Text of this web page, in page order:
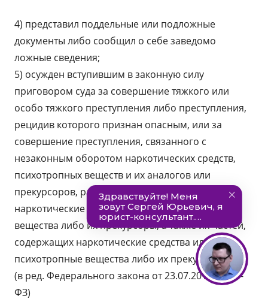
4) представил поддельные или подложные
документы либо сообщил о себе заведомо
ложные сведения;
5) осужден вступившим в законную силу
приговором суда за совершение тяжкого или
особо тяжкого преступления либо преступления,
рецидив которого признан опасным, или за
совершение преступления, связанного с
незаконным оборотом наркотических средств,
психотропных веществ и их аналогов или
прекурсоров, растений, содержащих
наркотические средства или психотропные
вещества либо их прекурсоры, а также их частей,
содержащих наркотические средства или
психотропные вещества либо их прекурсоры;
(в ред. Федерального закона от 23.07.2013 N 224-
ФЗ)